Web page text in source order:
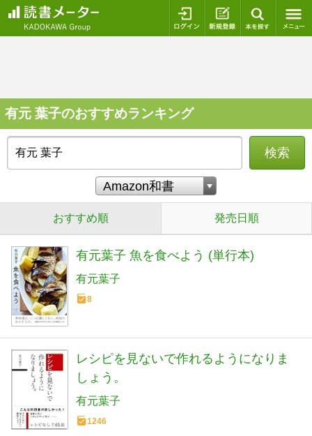
ログイン 新規登録
有元 葉子のおすすめランキング
検索
おすすめ順 発売日順
有元葉子 魚を食べよう (単行本)
有元葉子
8
レシピを見ないで作れるようになりま
しょう。
有元葉子
1246